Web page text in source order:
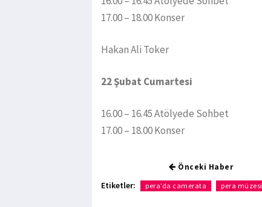
17.00 – 18.00 Konser
Hakan Ali Toker
22 Şubat Cumartesi
16.00 – 16.45 Atölyede Sohbet
17.00 – 18.00 Konser
Önceki Haber
Etiketler: pera’da camerata pera müzesi